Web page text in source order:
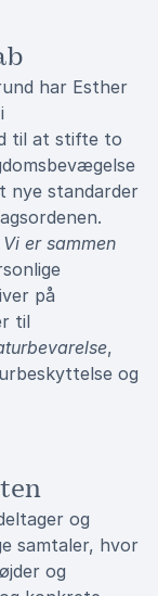
har Esther
til at stifte to
nye standarder
Vi er sammen
på
til
,
og
og
samtaler, hvor
og